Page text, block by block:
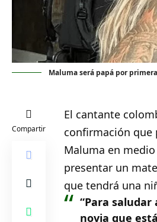
Maluma será papá por
Compartir
El cantante
confirmación que
Maluma en
presentar un
que tendrá una
“Para
novia que